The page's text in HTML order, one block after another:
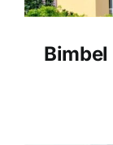
Bimbel